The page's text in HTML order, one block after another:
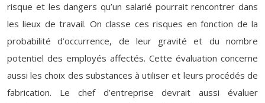
risque et les dangers qu’un salarié pourrait rencontrer dans
les lieux de travail. On classe ces risques en fonction de la
probabilité d’occurrence, de leur gravité et du nombre
potentiel des employés affectés. Cette évaluation concerne
aussi les choix des substances à utiliser et leurs procédés de
fabrication. Le chef d’entreprise devrait aussi évaluer